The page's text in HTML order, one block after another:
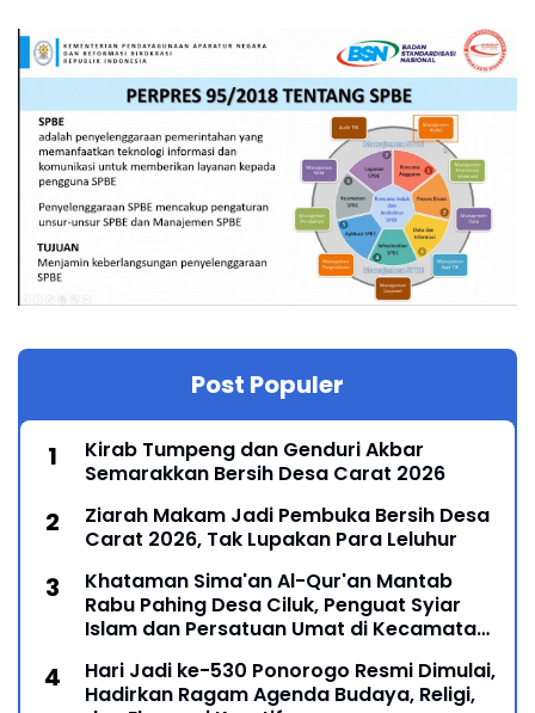
Post Populer
Kirab Tumpeng dan Genduri Akbar
Semarakkan Bersih Desa Carat 2026
Ziarah Makam Jadi Pembuka Bersih Desa
Carat 2026, Tak Lupakan Para Leluhur
Khataman Sima'an Al-Qur'an Mantab
Rabu Pahing Desa Ciluk, Penguat Syiar
Islam dan Persatuan Umat di Kecamatan
Hari Jadi ke-530 Ponorogo Resmi Dimulai,
Hadirkan Ragam Agenda Budaya, Religi,